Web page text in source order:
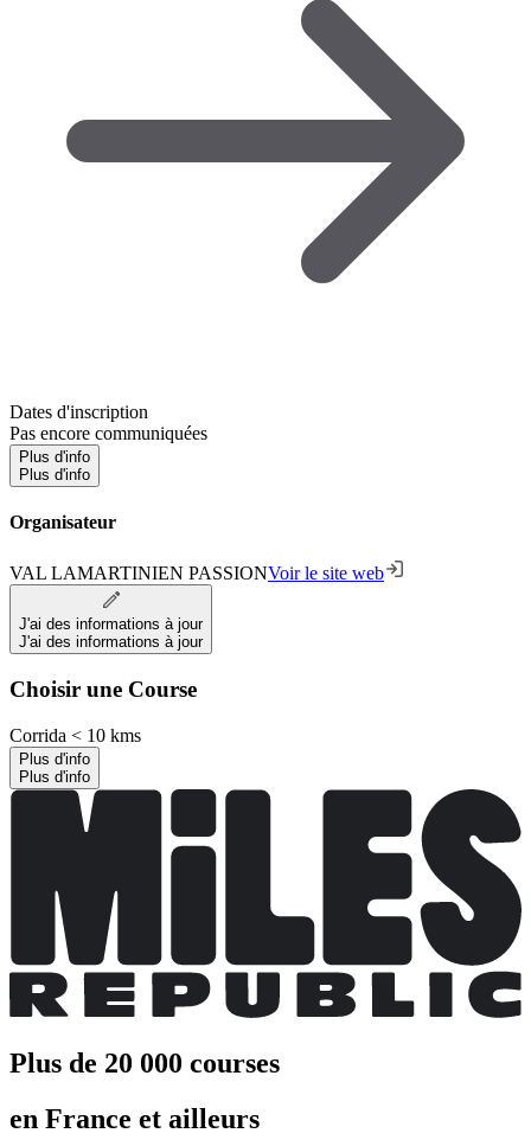
Dates d'inscription
Pas encore communiquées
Plus d'info
Plus d'info
Organisateur
VAL LAMARTINIEN PASSIONVoir le site web
J'ai des informations à jour
J'ai des informations à jour
Choisir une Course
Corrida < 10 kms
Plus d'info
Plus d'info
Plus de 20 000 courses
en France et ailleurs